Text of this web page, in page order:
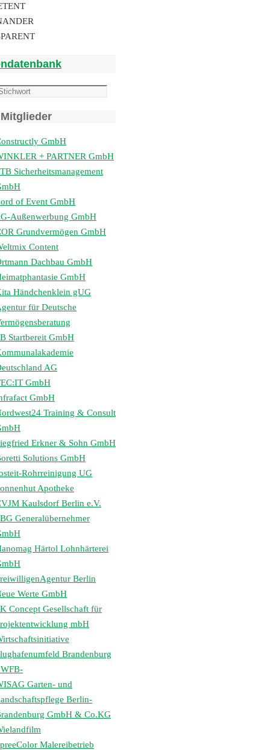
GmbH
+ PARTNER GmbH
Sicherheitsmanagement
of Event GmbH
Außenwerbung GmbH
Grundvermögen GmbH
Content
Dachbau GmbH
GmbH
Händchenklein gUG
für Deutsche
Startbereit GmbH
AG
GmbH
GmbH
Training & Consult
Erkner & Sohn GmbH
Solutions GmbH
Rohrreinigung UG
Apotheke
Kaulsdorf Berlin e.V.
Generalübernehmer
Härtol Lohnhärterei
Berlin
Werte GmbH
Concept Gesellschaft für
mbH
Brandenburg
Garten- und
Berlin-
GmbH & Co.KG
Malereibetrieb